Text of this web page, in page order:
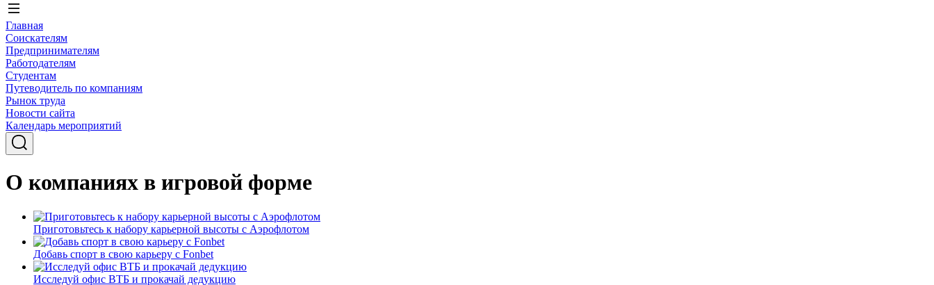
Главная
Соискателям
Предпринимателям
Работодателям
Студентам
Путеводитель по компаниям
Рынок труда
Новости сайта
Календарь мероприятий
О компаниях в игровой форме
Приготовьтесь к набору карьерной высоты с Аэрофлотом
Добавь спорт в свою карьеру с Fonbet
Исследуй офис ВТБ и прокачай дедукцию